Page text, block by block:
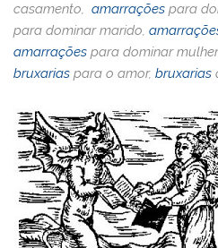
casamento,amarrações para
para dominar marido,
amarrações para dominar
bruxarias para o amor,bruxarias